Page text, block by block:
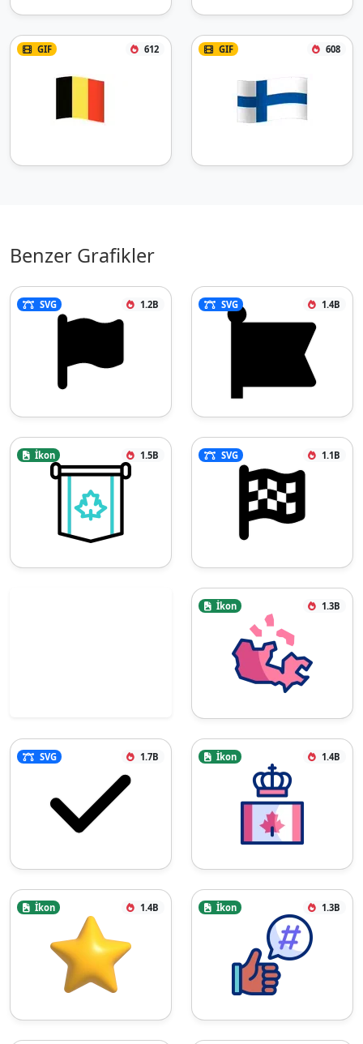
GIF 612 GIF 608
Benzer Grafikler
SVG 1.2B SVG 1.4B
İkon 1.5B SVG 1.1B
İkon 1.3B
SVG 1.7B İkon 1.4B
İkon 1.4B İkon 1.3B